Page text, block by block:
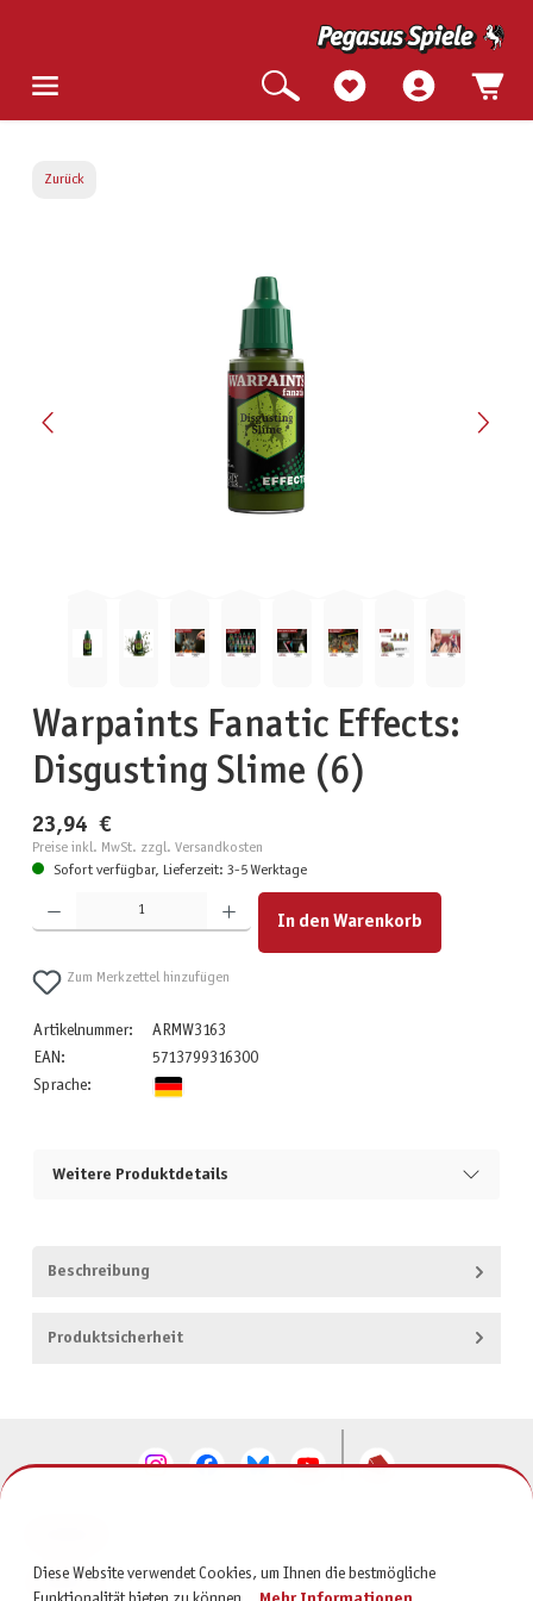
Zurück
Warpaints Fanatic Effects:
Disgusting Slime (6)
23,94 €
Preise inkl. MwSt. zzgl. Versandkosten
Sofort verfügbar, Lieferzeit: 3-5 Werktage
Produkt Anzahl: Gib den gewünschten Wert ein oder benutze die Schaltflächen um die Anzahl zu
In den Warenkorb
Zum Merkzettel hinzufügen
Artikelnummer:
ARMW3163
EAN:
5713799316300
Sprache:
Weitere Produktdetails
Beschreibung
Produktsicherheit
SERVICE
Diese Website verwendet Cookies, um Ihnen die bestmögliche